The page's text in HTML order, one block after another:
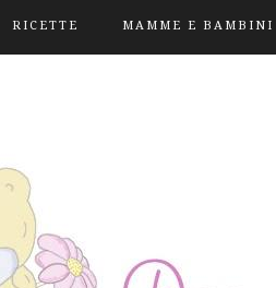
RICETTE MAMME E BAMBINI